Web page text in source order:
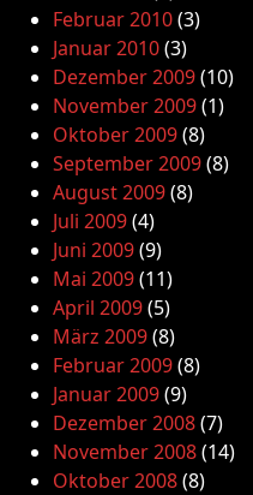
Februar 2010(3)
Januar 2010(3)
Dezember 2009(10)
November 2009(1)
Oktober 2009(8)
September 2009(8)
August 2009(8)
Juli 2009(4)
Juni 2009(9)
Mai 2009(11)
April 2009(5)
März 2009(8)
Februar 2009(8)
Januar 2009(9)
Dezember 2008(7)
November 2008(14)
Oktober 2008(8)